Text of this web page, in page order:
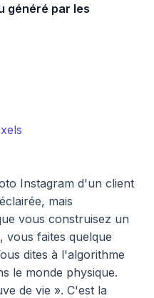
généré par les
Instagram d'un client
mais
vous construisez un
vous faites quelque
dites à l'algorithme
le monde physique.
de vie ». C'est la